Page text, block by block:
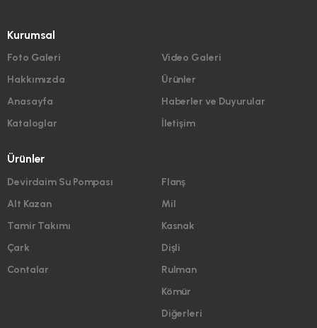
Kurumsal
Foto Galeri
Hakkımızda
Anasayfa
Kataloglar
Video Galeri
Ürünler
Haberler ve Duyurular
İletişim
Ürünler
Devirdaim Su Pompası
Alt Kazan
Tamir Takımı
Çark
Contalar
Flanş
Mil
Kasnak
Dişli
Rulman
Kömür
Diğerleri